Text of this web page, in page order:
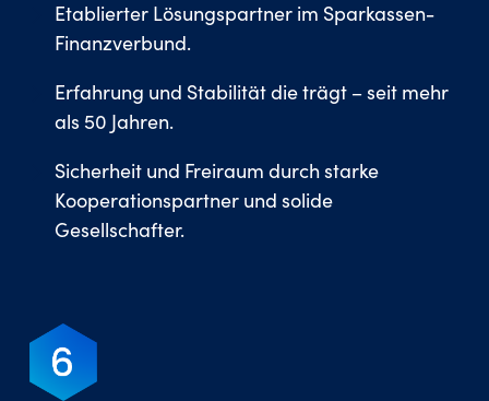
Etablierter Lösungspartner im Sparkassen-
Finanzverbund.
Erfahrung und Stabilität die trägt – seit mehr
als 50 Jahren.
Sicherheit und Freiraum durch starke
Kooperationspartner und solide
Gesellschafter.